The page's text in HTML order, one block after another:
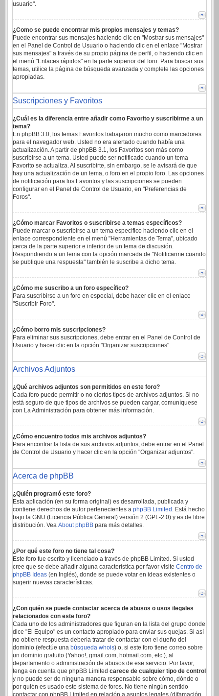
usuario".
¿Como se puede encontrar mis propios mensajes y temas?
Puede encontrar sus mensajes haciendo clic en "Mostrar sus mensajes"
en el Panel de Control de Usuario o haciendo clic en el enlace "Mostrar
sus mensajes" a través de su propio página de perfil, o haciendo clic en
el menú "Enlaces rápidos" en la parte superior del foro. Para buscar sus
temas, utilice la página de búsqueda avanzada y complete las opciones
apropiadas.
Suscripciones y Favoritos
¿Cuál es la diferencia entre añadir como Favorito y suscribirme a un
tema?
En phpBB 3.0, los temas Favoritos trabajaron mucho como marcadores
para el navegador web. Usted no era alertado cuando había una
actualización. A partir de phpBB 3.1, los Favoritos son más como
suscribirse a un tema. Usted puede ser notificado cuando un tema
Favorito se actualiza. Al suscribirte, sin embargo, se le avisará de que
hay una actualización de un tema, o foro en el propio foro. Las opciones
de notificación para los Favoritos y las suscripciones se pueden
configurar en el Panel de Control de Usuario, en "Preferencias de
Foros".
¿Cómo marcar Favoritos o suscribirse a temas específicos?
Puede marcar o suscribirse a un tema específico haciendo clic en el
enlace correspondiente en el menú "Herramientas de Tema", ubicado
cerca de la parte superior e inferior de un tema de discusión.
Respondiendo a un tema con la opción marcada de "Notificarme cuando
se publique una respuesta" también le suscribe a dicho tema.
¿Cómo me suscribo a un foro específico?
Para suscribirse a un foro en especial, debe hacer clic en el enlace
"Suscribir Foro".
¿Cómo borro mis suscripciones?
Para eliminar sus suscripciones, debe entrar en el Panel de Control de
Usuario y hacer clic en la opción "Organizar suscripciones".
Archivos Adjuntos
¿Qué archivos adjuntos son permitidos en este foro?
Cada foro puede permitir o no ciertos tipos de archivos adjuntos. Si no
está seguro de que tipos de archivos se pueden cargar, comuníquese
con La Administración para obtener más información.
¿Cómo encuentro todos mis archivos adjuntos?
Para encontrar la lista de sus archivos adjuntos, debe entrar en el Panel
de Control de Usuario y hacer clic en la opción "Organizar adjuntos".
Acerca de phpBB
¿Quién programó este foro?
Esta aplicación (en su forma original) es desarrollada, publicada y
contiene derechos de autor pertenecientes a phpBB Limited . Está hecho
bajo la GNU (Licencia Pública General) versión 2 (GPL-2.0) y es de libre
distribución. Vea About phpBB para más detalles.
¿Por qué este foro no tiene tal cosa?
Este foro fue escrito y licenciado a través de phpBB Limited. Si usted
cree que se debe añadir alguna característica por favor visite Centro de
phpBB Ideas (en Inglés), donde se puede votar en ideas existentes o
sugerir nuevas características.
¿Con quién se puede contactar acerca de abusos o usos ilegales
relacionados con este foro?
Cada uno de los administradores que figuran en la lista del grupo donde
dice "El Equipo" es un contacto apropiado para enviar sus quejas. Si así
no obtiene respuesta debería tratar de contactar con el dueño del
dominio (efectúe una búsqueda whois) o, si este foro tiene correo sobre
un dominio gratuito (Yahoo!, gmail.com, hotmail.com, etc.), al
departamento o administración de abusos de ese servicio. Por favor,
tenga en cuenta que phpBB Limited carece de cualquier tipo de control
y no puede ser de ninguna manera responsable sobre cómo, dónde o
por quién es usado este sistema de foros. No tiene ningún sentido
contactar con phpBB Limited en relación a asuntos legales (difamación,